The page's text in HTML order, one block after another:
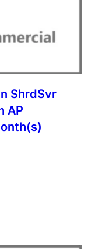
ShrdSvr
AP